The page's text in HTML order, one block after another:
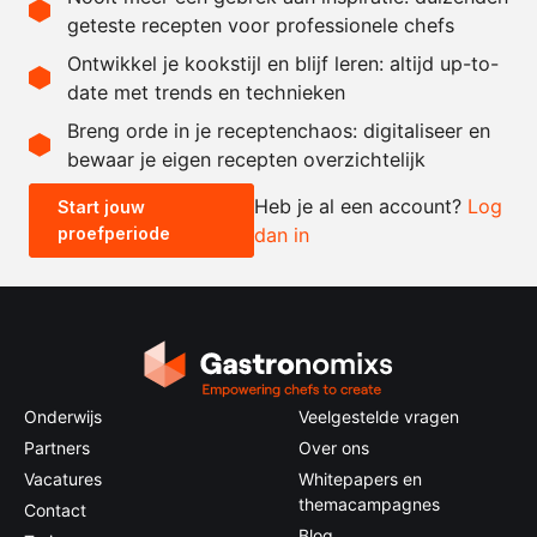
behoefte
Recept omrekenen
- +
0.5x 1x 2x
geteste recepten voor professionele chefs
Ontwikkel je kookstijl en blijf leren: altijd up-to-
date met trends en technieken
Breng orde in je receptenchaos: digitaliseer en
bewaar je eigen recepten overzichtelijk
Start jouw
proefperiode
Heb je al een account? Log
dan in
Onderwijs
Partners
Vacatures
Contact
Veelgestelde vragen
Over ons
Whitepapers en
themacampagnes